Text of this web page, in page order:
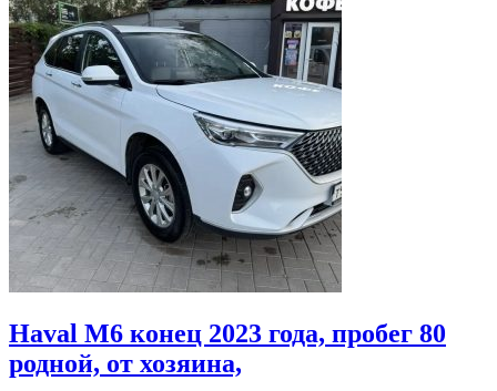
Haval M6 конец 2023 года, пробег 80
родной, от хозяина,